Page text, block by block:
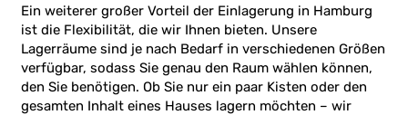
Ein weiterer großer Vorteil der Einlagerung in Hamburg
ist die Flexibilität, die wir Ihnen bieten. Unsere
Lagerräume sind je nach Bedarf in verschiedenen Größen
verfügbar, sodass Sie genau den Raum wählen können,
den Sie benötigen. Ob Sie nur ein paar Kisten oder den
gesamten Inhalt eines Hauses lagern möchten – wir